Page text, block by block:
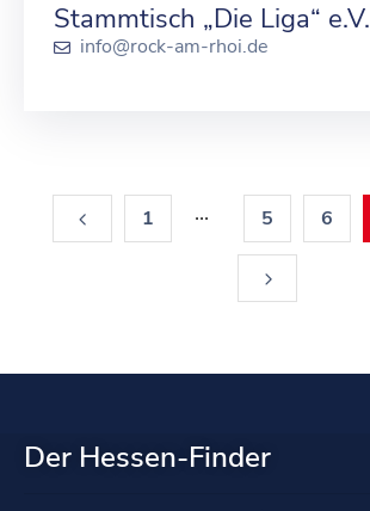
Stammtisch „Die Liga“ e.V.
info@rock-am-rhoi.de
1 ... 5 6
Der Hessen-Finder